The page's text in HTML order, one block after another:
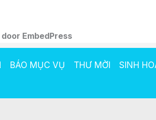
EmbedPress
BÁO MỤC VỤ THƯ MỜI SINH